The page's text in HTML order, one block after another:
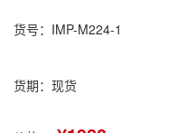
货号：IMP-M224-1
货期：现货